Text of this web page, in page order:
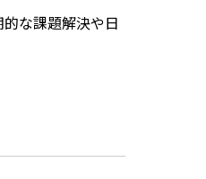
な課題解決や日